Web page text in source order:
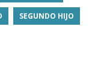
SEGUNDO HIJO